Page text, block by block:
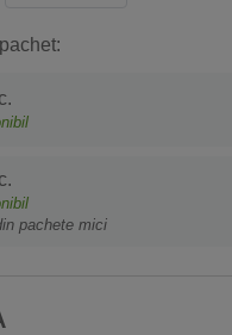
pachete mici